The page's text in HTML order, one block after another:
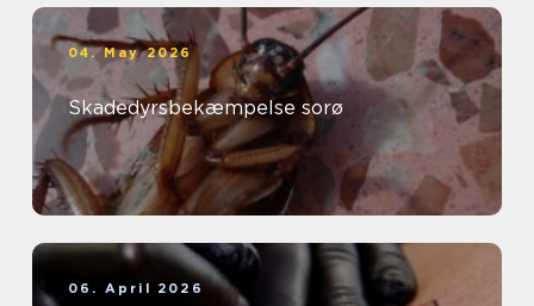
04. May 2026
Skadedyrsbekæmpelse sorø
06. April 2026